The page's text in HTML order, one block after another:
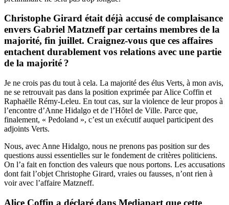
Christophe Girard était déjà accusé de complaisance
envers Gabriel Matzneff par certains membres de la
majorité, fin juillet. Craignez-vous que ces affaires
entachent durablement vos relations avec une partie
de la majorité ?
Je ne crois pas du tout à cela. La majorité des élus Verts, à mon avis,
ne se retrouvait pas dans la position exprimée par Alice Coffin et
Raphaëlle Rémy-Leleu. En tout cas, sur la violence de leur propos à
l’encontre d’Anne Hidalgo et de l’Hôtel de Ville. Parce que,
finalement, « Pedoland », c’est un exécutif auquel participent des
adjoints Verts.
Nous, avec Anne Hidalgo, nous ne prenons pas position sur des
questions aussi essentielles sur le fondement de critères politiciens.
On l’a fait en fonction des valeurs que nous portons. Les accusations
dont fait l’objet Christophe Girard, vraies ou fausses, n’ont rien à
voir avec l’affaire Matzneff.
Alice Coffin a déclaré dans Mediapart que cette